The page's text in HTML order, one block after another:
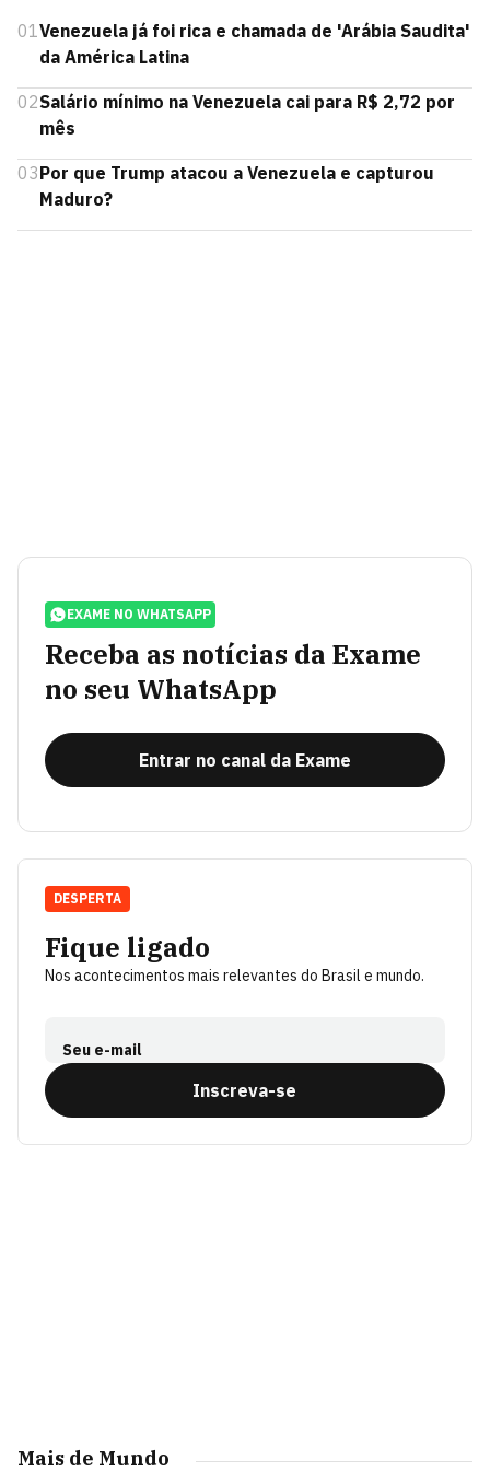
01Venezuela já foi rica e chamada de 'Arábia Saudita'
da América Latina
02Salário mínimo na Venezuela cai para R$ 2,72 por
mês
03Por que Trump atacou a Venezuela e capturou
Maduro?
EXAME NO WHATSAPP
Receba as notícias da Exame
no seu WhatsApp
Entrar no canal da Exame
Fique ligado
Nos acontecimentos mais relevantes do Brasil e mundo.
Seu e-mail
Inscreva-se
DESPERTA
Mais de Mundo